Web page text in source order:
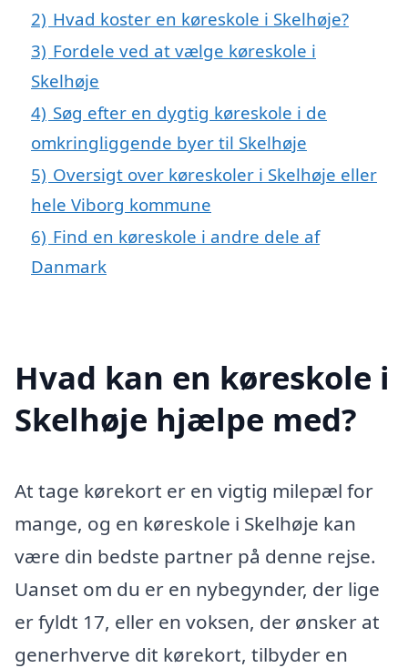
2) Hvad koster en køreskole i Skelhøje?
3) Fordele ved at vælge køreskole i
Skelhøje
4) Søg efter en dygtig køreskole i de
omkringliggende byer til Skelhøje
5) Oversigt over køreskoler i Skelhøje eller
hele Viborg kommune
6) Find en køreskole i andre dele af
Danmark
Hvad kan en køreskole i
Skelhøje hjælpe med?
At tage kørekort er en vigtig milepæl for
mange, og en køreskole i Skelhøje kan
være din bedste partner på denne rejse.
Uanset om du er en nybegynder, der lige
er fyldt 17, eller en voksen, der ønsker at
generhverve dit kørekort, tilbyder en